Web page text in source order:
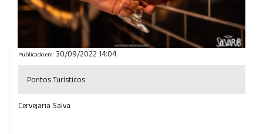
Publicado em: 30/09/2022 14:04
Pontos Turísticos
Cervejaria Salva